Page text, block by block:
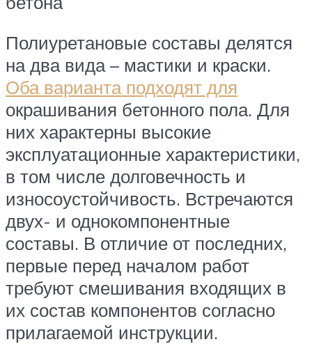
Полиуретановые составы делятся
на два вида – мастики и краски.
Оба варианта подходят для
окрашивания бетонного пола. Для
них характерны высокие
эксплуатационные характеристики,
в том числе долговечность и
износоустойчивость. Встречаются
двух- и однокомпонентные
составы. В отличие от последних,
первые перед началом работ
требуют смешивания входящих в
их состав компонентов согласно
прилагаемой инструкции.